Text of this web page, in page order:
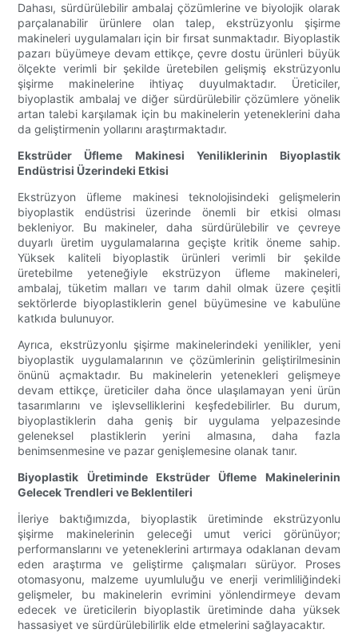
Dahası, sürdürülebilir ambalaj çözümlerine ve biyolojik olarak
parçalanabilir ürünlere olan talep, ekstrüzyonlu şişirme
makineleri uygulamaları için bir fırsat sunmaktadır. Biyoplastik
pazarı büyümeye devam ettikçe, çevre dostu ürünleri büyük
ölçekte verimli bir şekilde üretebilen gelişmiş ekstrüzyonlu
şişirme makinelerine ihtiyaç duyulmaktadır. Üreticiler,
biyoplastik ambalaj ve diğer sürdürülebilir çözümlere yönelik
artan talebi karşılamak için bu makinelerin yeteneklerini daha
da geliştirmenin yollarını araştırmaktadır.
Ekstrüder Üfleme Makinesi Yeniliklerinin Biyoplastik
Endüstrisi Üzerindeki Etkisi
Ekstrüzyon üfleme makinesi teknolojisindeki gelişmelerin
biyoplastik endüstrisi üzerinde önemli bir etkisi olması
bekleniyor. Bu makineler, daha sürdürülebilir ve çevreye
duyarlı üretim uygulamalarına geçişte kritik öneme sahip.
Yüksek kaliteli biyoplastik ürünleri verimli bir şekilde
üretebilme yeteneğiyle ekstrüzyon üfleme makineleri,
ambalaj, tüketim malları ve tarım dahil olmak üzere çeşitli
sektörlerde biyoplastiklerin genel büyümesine ve kabulüne
katkıda bulunuyor.
Ayrıca, ekstrüzyonlu şişirme makinelerindeki yenilikler, yeni
biyoplastik uygulamalarının ve çözümlerinin geliştirilmesinin
önünü açmaktadır. Bu makinelerin yetenekleri gelişmeye
devam ettikçe, üreticiler daha önce ulaşılamayan yeni ürün
tasarımlarını ve işlevselliklerini keşfedebilirler. Bu durum,
biyoplastiklerin daha geniş bir uygulama yelpazesinde
geleneksel plastiklerin yerini almasına, daha fazla
benimsenmesine ve pazar genişlemesine olanak tanır.
Biyoplastik Üretiminde Ekstrüder Üfleme Makinelerinin
Gelecek Trendleri ve Beklentileri
İleriye baktığımızda, biyoplastik üretiminde ekstrüzyonlu
şişirme makinelerinin geleceği umut verici görünüyor;
performanslarını ve yeteneklerini artırmaya odaklanan devam
eden araştırma ve geliştirme çalışmaları sürüyor. Proses
otomasyonu, malzeme uyumluluğu ve enerji verimliliğindeki
gelişmeler, bu makinelerin evrimini yönlendirmeye devam
edecek ve üreticilerin biyoplastik üretiminde daha yüksek
hassasiyet ve sürdürülebilirlik elde etmelerini sağlayacaktır.